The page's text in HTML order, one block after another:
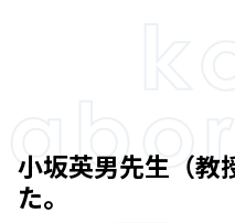
小坂英男先生（教
た。